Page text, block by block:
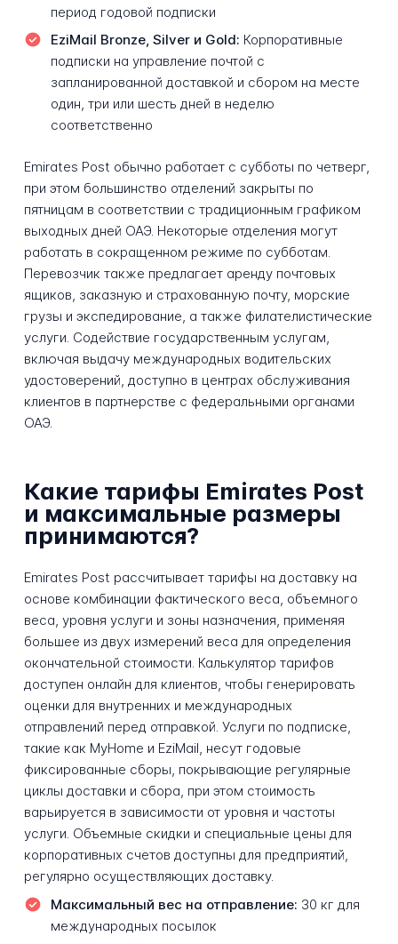
период годовой подписки
EziMail Bronze, Silver и Gold: Корпоративные
подписки на управление почтой с
запланированной доставкой и сбором на месте
один, три или шесть дней в неделю
соответственно
Emirates Post обычно работает с субботы по четверг,
при этом большинство отделений закрыты по
пятницам в соответствии с традиционным графиком
выходных дней ОАЭ. Некоторые отделения могут
работать в сокращенном режиме по субботам.
Перевозчик также предлагает аренду почтовых
ящиков, заказную и страхованную почту, морские
грузы и экспедирование, а также филателистические
услуги. Содействие государственным услугам,
включая выдачу международных водительских
удостоверений, доступно в центрах обслуживания
клиентов в партнерстве с федеральными органами
ОАЭ.
Какие тарифы Emirates Post
и максимальные размеры
принимаются?
Emirates Post рассчитывает тарифы на доставку на
основе комбинации фактического веса, объемного
веса, уровня услуги и зоны назначения, применяя
большее из двух измерений веса для определения
окончательной стоимости. Калькулятор тарифов
доступен онлайн для клиентов, чтобы генерировать
оценки для внутренних и международных
отправлений перед отправкой. Услуги по подписке,
такие как MyHome и EziMail, несут годовые
фиксированные сборы, покрывающие регулярные
циклы доставки и сбора, при этом стоимость
варьируется в зависимости от уровня и частоты
услуги. Объемные скидки и специальные цены для
корпоративных счетов доступны для предприятий,
регулярно осуществляющих доставку.
Максимальный вес на отправление: 30 кг для
международных посылок